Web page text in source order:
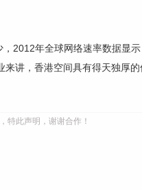
年全球网络速率数据显
讲，香港空间具有得天独厚
特此声明，谢谢合作！